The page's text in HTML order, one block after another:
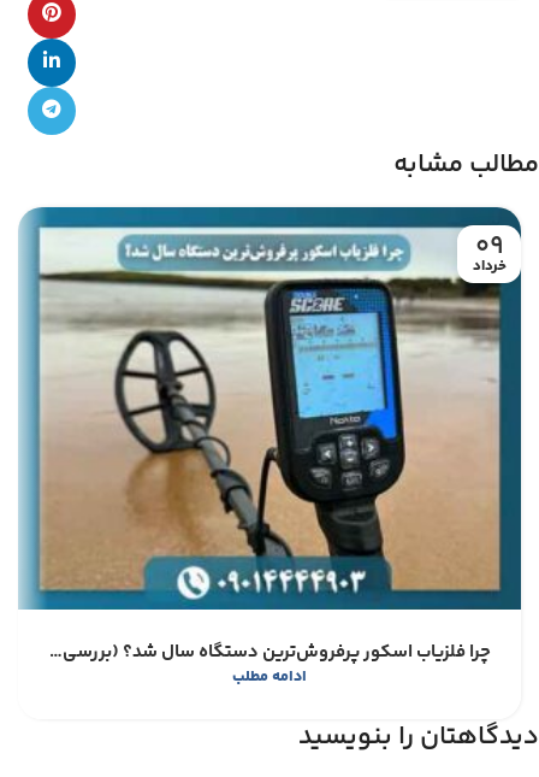
مطالب مشابه
09
خرداد
چرا فلزیاب اسکور پرفروش‌ترین دستگاه سال شد؟ (بررسی مزایا و معایب)
ادامه مطلب
دیدگاهتان را بنویسید